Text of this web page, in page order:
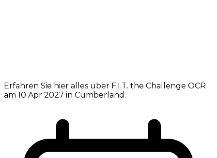
Erfahren Sie hier alles über F.I.T. the Challenge OCR
am 10 Apr 2027 in Cumberland.